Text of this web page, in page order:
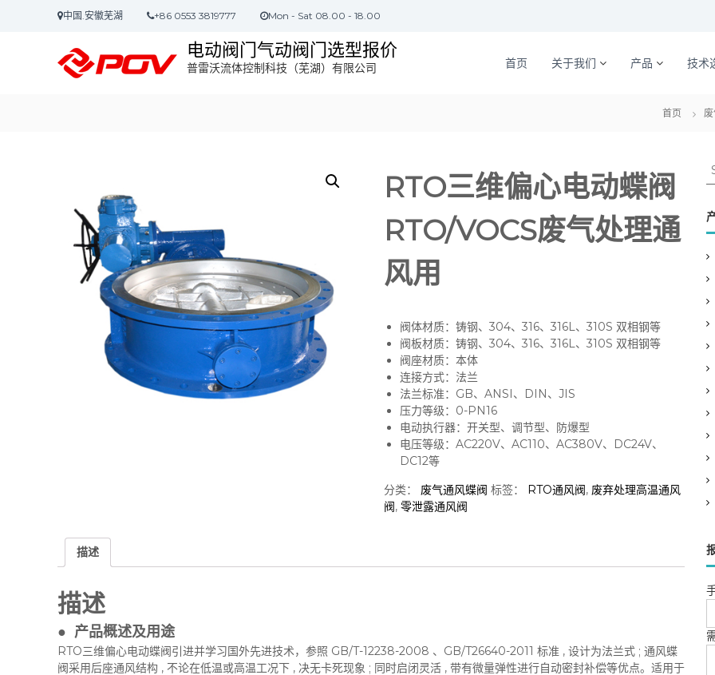
中国.安徽芜湖 +86 0553 3819777 Mon - Sat 08.00 - 18.00
电动阀门气动阀门选型报价
普雷沃流体控制科技（芜湖）有限公司 首页 关于我们 产品 技术
首页 废
RTO三维偏心电动蝶阀
RTO/VOCS废气处理通
风用
阀体材质：铸钢、304、316、316L、310S 双相钢等
阀板材质：铸钢、304、316、316L、310S 双相钢等
阀座材质：本体
连接方式：法兰
法兰标准：GB、ANSI、DIN、JIS
压力等级：0-PN16
电动执行器：开关型、调节型、防爆型
电压等级：AC220V、AC110、AC380V、DC24V、
DC12等
分类： 废气通风蝶阀 标签： RTO通风阀, 废弃处理高温通风
阀, 零泄露通风阀
描述
描述
● 产品概述及用途
RTO三维偏心电动蝶阀引进并学习国外先进技术，参照 GB/T-12238-2008 、GB/T26640-2011 标准 , 设计为法兰式 ; 通风蝶
阀采用后座通风结构 , 不论在低温或高温工况下 , 决无卡死现象 ; 同时启闭灵活 , 带有微量弹性进行自动密封补偿等优点。适用于
S
r
c
f
o
r